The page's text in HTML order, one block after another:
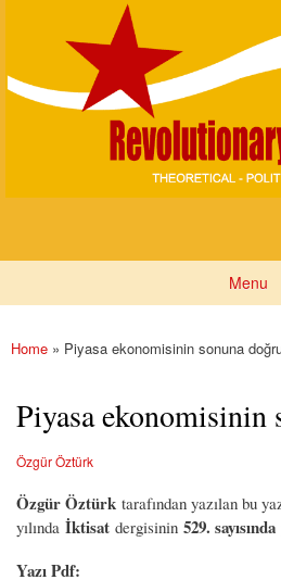
content
Marksizm
Menu
You are here
Home » Piyasa ekonomisinin sonuna
Piyasa ekonomisinin
Özgür Öztürk
Özgür Öztürk tarafından yazılan bu
yılında İktisat dergisinin 529. sayısında
Yazı Pdf: